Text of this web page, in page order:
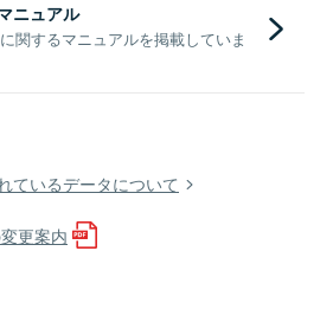
ニュアル
関するマニュアルを掲載していま
ているデータについて
更案内